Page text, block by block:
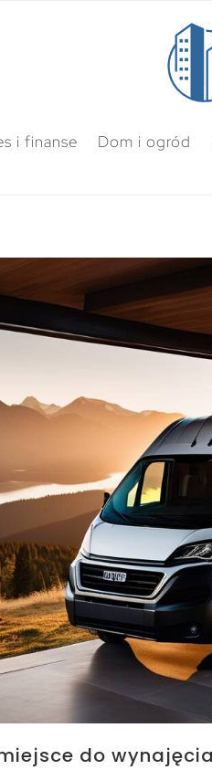
i finanse Dom i ogród
do